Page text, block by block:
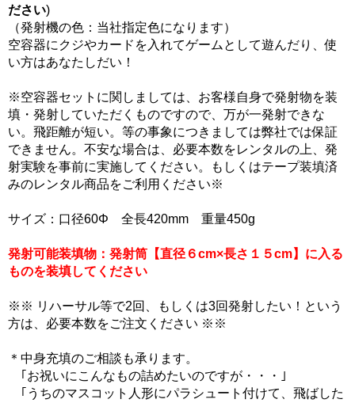
ださい)
（発射機の色：当社指定色になります）
空容器にクジやカードを入れてゲームとして遊んだり、使
い方はあなたしだい！
※空容器セットに関しましては、お客様自身で発射物を装
填・発射していただくものですので、万が一発射できな
い。飛距離が短い。等の事象につきましては弊社では保証
できません。不安な場合は、必要本数をレンタルの上、発
射実験を事前に実施してください。もしくはテープ装填済
みのレンタル商品をご利用ください※
サイズ：口径60Φ 全長420mm 重量450g
発射可能装填物：発射筒【直径６cm×長さ１５cm】に入る
ものを装填してください
※※ リハーサル等で2回、もしくは3回発射したい！という
方は、必要本数をご注文ください ※※
＊中身充填のご相談も承ります。
｢お祝いにこんなもの詰めたいのですが・・・｣
｢うちのマスコット人形にパラシュート付けて、飛ばした